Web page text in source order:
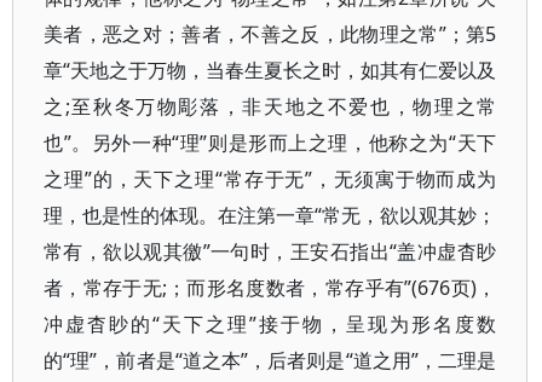
美者，恶之对；善者，不善之反，此物理之常”；第5
章“天地之于万物，当春生夏长之时，如其有仁爱以及
之;至秋冬万物彫落，非天地之不爱也，物理之常
也”。另外一种“理”则是形而上之理，他称之为“天下
之理”的，天下之理“常存于无”，无须寓于物而成为
理，也是性的体现。在注第一章“常无，欲以观其妙；
常有，欲以观其徼”一句时，王安石指出“盖冲虚杳眇
者，常存于无;；而形名度数者，常存乎有”(676页)，
冲虚杳眇的“天下之理”接于物，呈现为形名度数
的“理”，前者是“道之本”，后者则是“道之用”，二理是